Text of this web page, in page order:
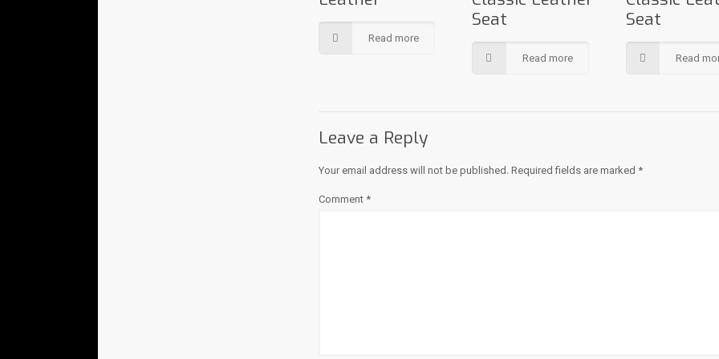
Read more
Seat
Read more
Seat
Read
Leave a Reply
Your email address will not be published. Required fields are marked *
Comment *